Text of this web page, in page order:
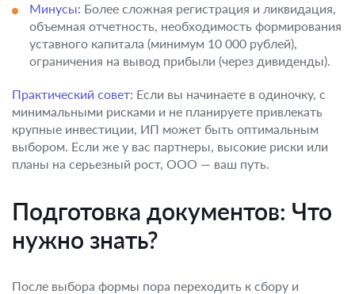
Минусы: Более сложная регистрация и ликвидация,
объемная отчетность, необходимость формирования
уставного капитала (минимум 10 000 рублей),
ограничения на вывод прибыли (через дивиденды).
Практический совет: Если вы начинаете в одиночку, с
минимальными рисками и не планируете привлекать
крупные инвестиции, ИП может быть оптимальным
выбором. Если же у вас партнеры, высокие риски или
планы на серьезный рост, ООО — ваш путь.
Подготовка документов: Что
нужно знать?
После выбора формы пора переходить к сбору и